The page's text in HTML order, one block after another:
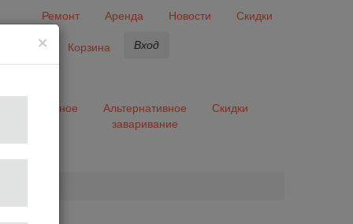
Ремонт Аренда Новости
Скидки
Корзина Вход
Разное
Альтернативное
заваривание
Скидки
×